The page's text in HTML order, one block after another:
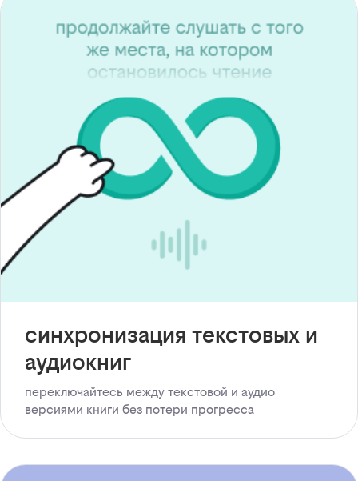
синхронизация текстовых и
аудиокниг
переключайтесь между текстовой и аудио
версиями книги без потери прогресса